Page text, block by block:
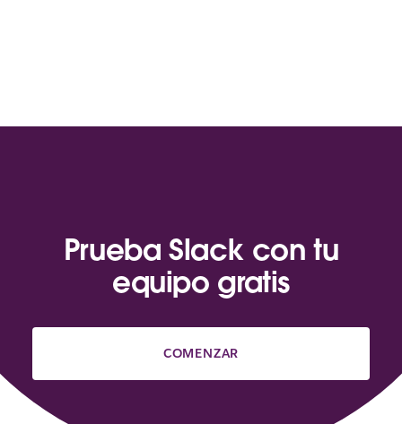
Prueba Slack con tu
equipo gratis
COMENZAR